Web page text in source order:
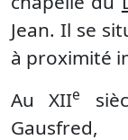
Jean. Il se
à proximité
Au XIIe